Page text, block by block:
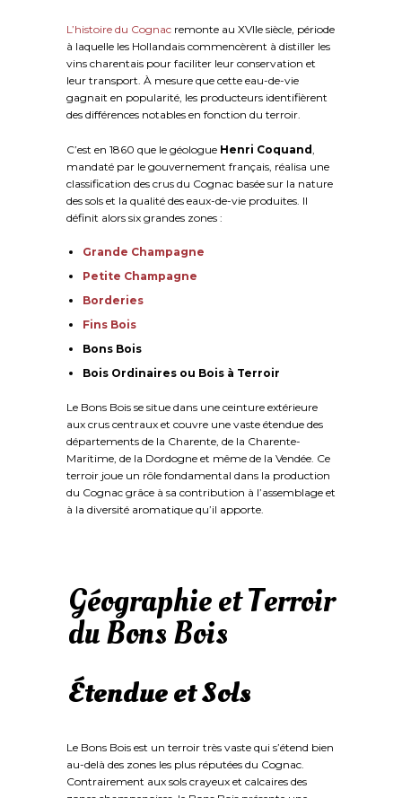
L’histoire du Cognac remonte au XVIIe siècle, période
à laquelle les Hollandais commencèrent à distiller les
vins charentais pour faciliter leur conservation et
leur transport. À mesure que cette eau-de-vie
gagnait en popularité, les producteurs identifièrent
des différences notables en fonction du terroir.
C’est en 1860 que le géologue Henri Coquand
mandaté par le gouvernement français, réalisa une
classification des crus du Cognac basée sur la nature
des sols et la qualité des eaux-de-vie produites. Il
définit alors six grandes zones :
Grande Champagne
Petite Champagne
Borderies
Fins Bois
Bons Bois
Bois Ordinaires ou Bois à Terroir
Le Bons Bois se situe dans une ceinture extérieure
aux crus centraux et couvre une vaste étendue des
départements de la Charente, de la Charente-
Maritime, de la Dordogne et même de la Vendée. Ce
terroir joue un rôle fondamental dans la production
du Cognac grâce à sa contribution à l’assemblage et
à la diversité aromatique qu’il apporte.
Géographie et Terroir
du Bons Bois
Étendue et Sols
Le Bons Bois est un terroir très vaste qui s’étend bien
au-delà des zones les plus réputées du Cognac.
Contrairement aux sols crayeux et calcaires des